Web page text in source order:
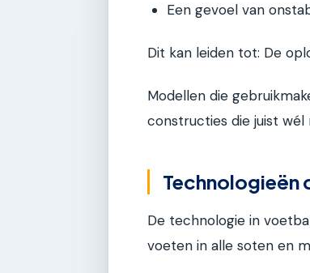
Een gevoel van
Dit kan leiden tot: De
Modellen die
constructies die juist wél
Technologieën
De technologie in
voeten in alle soten en